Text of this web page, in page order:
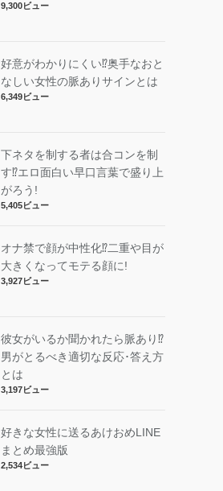
9,300ビュー
好意がわかりにくい⁉︎奥手なおと
なしい女性の脈ありサインとは
6,349ビュー
下ネタを制する者は合コンを制
す⁉︎エロ面白い早口言葉で盛り上
がろう!
5,405ビュー
オナ禁で顔が中性化⁉︎二重や目が
大きくなってモテる顔に!
3,927ビュー
彼女がいるか聞かれたら脈あり⁉︎
男がとるべき適切な反応･答え方
とは
3,197ビュー
好きな女性に送るあけおめLINE
まとめ最強版
2,534ビュー